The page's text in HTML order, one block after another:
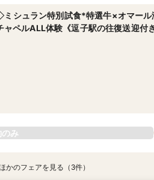
シュラン特別試食*特選牛×オマール
ャペルALL体験《逗子駅の往復送迎付
み
かのフェアを見る（3件）